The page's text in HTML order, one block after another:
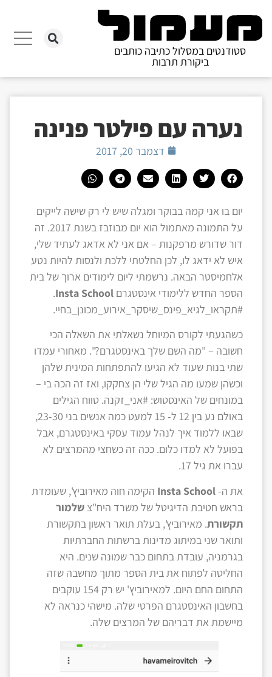
סטודנטים במסלול כתיבה כותבים
ביקורת תרבות
נערה עם פילטר פנינה
דצמבר 20, 2017
יום בו אני קמה בבוקר ומגלה שיש לי רק שישה לייקים
על התמונה מאתמול הוא יום מבוזבז בשנת 2017. זה
דור שדורש מרפקנות – אם אני לא אדאג לעתיד שלי,
איש לא ידאג לו, לכן החלטתי ללכת ולנסות להיות נטע
אלחמיסטר הבאה. נרשמתי ליום לימודים ארוך של בית
הספר החדש ללימודי אינסטגרם
Insta School
.
#תקראו_לגיא_פינס_שיסקר_אירוע_מכונן_בחיי.
כשהגעתי לקורס המיוחל נשאלתי את השאלה הכי
חשובה – "מה השם שלך באינסטגרם?". מאחורי עמדו
שתי בנות שעוד לא הגיעו להתפתחות המינית שלהן
וכשהן שמעו מה הגיל שלי הן צחקקו, ואז זה הכה בי –
במונחים של האינסטוש: #אני_זקנה. טווח הגילים
באולם נע בין 12 ל- 15 למעט כמה אנשים בני 23-30,
שבאו ללמוד איך לנהל עמוד עסקי באינסטגרם, אבל
בפועל לא למדו כלום. ככה זה כשחצי מהמרצים לא
עברו את גיל 17.
את ה-Insta School הקימה חוה מאירוביץ', שעומדת
בראש חטיבת הדיגיטל של משרד היח"צשלמור
תקשורת. מאירוביץ', בעלת תואר ראשון בתקשורת
ותואר שני במיתוג מדינות ברשתות החברתיות
בגרמניה, עובדת בתחום כבר שמונה שנים. היא
החליטה לפתוח את בית הספר מתוך מחשבה שזה
התחום החם היום. למאירוביץ' יש רק 154 עוקבים
בחשבון האינסטגרם הפרטי שלה. מישהי כנראה לא
מיישמת את דבריהם של המרצים שלה.